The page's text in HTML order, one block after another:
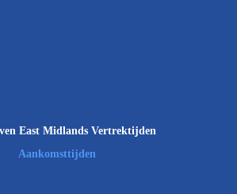
East Midlands Vertrektijden
Aankomsttijden